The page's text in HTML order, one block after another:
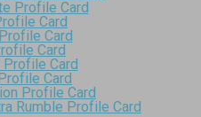
Profile Card
Card
Card
Card
Card
Card
Profile Card
Rumble Profile Card